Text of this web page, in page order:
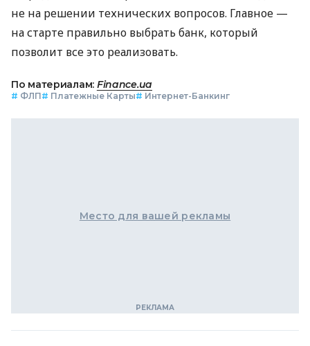
не на решении технических вопросов. Главное —
на старте правильно выбрать банк, который
позволит все это реализовать.
По материалам: Finance.ua
# ФЛП# Платежные Карты# Интернет-Банкинг
Место для вашей рекламы